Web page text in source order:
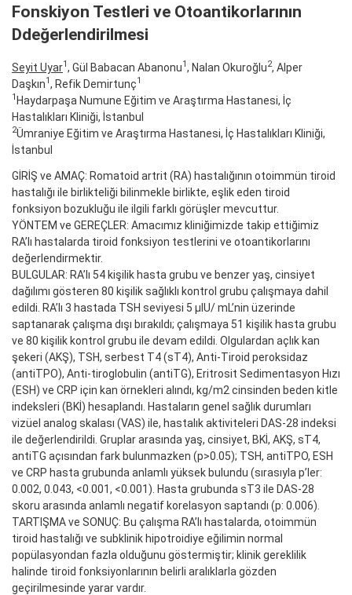
Fonskiyon Testleri ve Otoantikorlarının
Ddeğerlendirilmesi
Seyit Uyar1 , Gül Babacan Abanonu1 , Nalan Okuroğlu2, Alper
Daşkın1 , Refik Demirtunç1
1 Haydarpaşa Numune Eğitim ve Araştırma Hastanesi, İç
Hastalıkları Kliniği, İstanbul
2Ümraniye Eğitim ve Araştırma Hastanesi, İç Hastalıkları Kliniği,
İstanbul
GİRİŞ ve AMAÇ: Romatoid artrit (RA) hastalığının otoimmün tiroid
hastalığı ile birlikteliği bilinmekle birlikte, eşlik eden tiroid
fonksiyon bozukluğu ile ilgili farklı görüşler mevcuttur.
YÖNTEM ve GEREÇLER: Amacımız kliniğimizde takip ettiğimiz
RA’lı hastalarda tiroid fonksiyon testlerini ve otoantikorlarını
değerlendirmektir.
BULGULAR: RA’lı 54 kişilik hasta grubu ve benzer yaş, cinsiyet
dağılımı gösteren 80 kişilik sağlıklı kontrol grubu çalışmaya dahil
edildi. RA’lı 3 hastada TSH seviyesi 5 μIU/ mL’nin üzerinde
saptanarak çalışma dışı bırakıldı; çalışmaya 51 kişilik hasta grubu
ve 80 kişilik kontrol grubu ile devam edildi. Olgulardan açlık kan
şekeri (AKŞ), TSH, serbest T4 (sT4), Anti-Tiroid peroksidaz
(antiTPO), Anti-tiroglobulin (antiTG), Eritrosit Sedimentasyon Hızı
(ESH) ve CRP için kan örnekleri alındı, kg/m2 cinsinden beden kitle
indeksleri (BKİ) hesaplandı. Hastaların genel sağlık durumları
vizüel analog skalası (VAS) ile, hastalık aktiviteleri DAS-28 indeksi
ile değerlendirildi. Gruplar arasında yaş, cinsiyet, BKİ, AKŞ, sT4,
antiTG açısından fark bulunmazken (p>0.05); TSH, antiTPO, ESH
ve CRP hasta grubunda anlamlı yüksek bulundu (sırasıyla p’ler:
0.002, 0.043, <0.001, <0.001). Hasta grubunda sT3 ile DAS-28
skoru arasında anlamlı negatif korelasyon saptandı (p: 0.006).
TARTIŞMA ve SONUÇ: Bu çalışma RA’lı hastalarda, otoimmün
tiroid hastalığı ve subklinik hipotroidiye eğilimin normal
popülasyondan fazla olduğunu göstermiştir; klinik gereklilik
halinde tiroid fonksiyonlarının belirli aralıklarla gözden
geçirilmesinde yarar vardır.